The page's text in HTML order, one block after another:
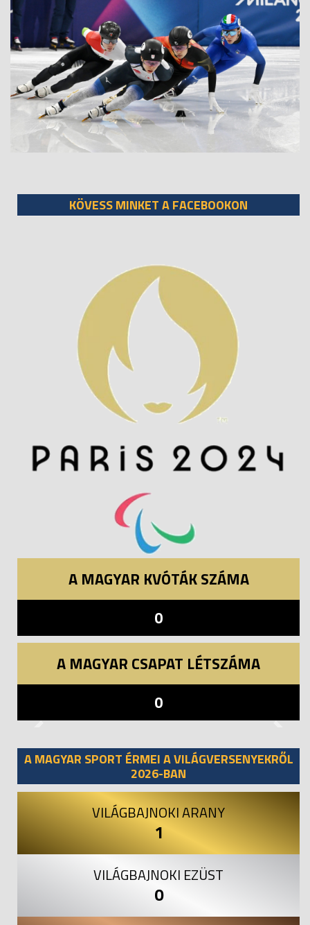
KÖVESS MINKET A FACEBOOKON
A MAGYAR KVÓTÁK SZÁMA
0
A MAGYAR CSAPAT LÉTSZÁMA
0
A MAGYAR SPORT ÉRMEI A VILÁGVERSENYEKRŐL
2026-BAN
VILÁGBAJNOKI ARANY
1
VILÁGBAJNOKI EZÜST
0